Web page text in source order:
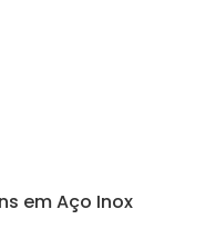
em Aço Inox